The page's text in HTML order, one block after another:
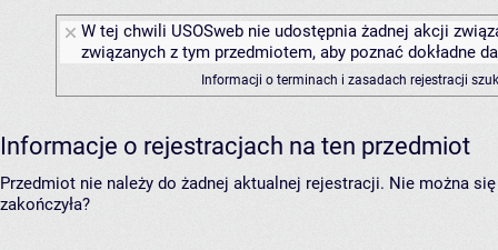
W tej chwili USOSweb nie udostępnia żadnej akcji
związanych z tym przedmiotem, aby poznać dokładne
Informacji o terminach i zasadach rejestracji
Informacje o rejestracjach na ten przedmiot
Przedmiot nie należy do żadnej aktualnej rejestracji. Nie można
zakończyła?